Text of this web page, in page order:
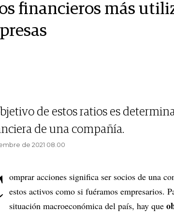
financieros más
de estos ratios es
de una compañía.
de 2021 08.00
omprar acciones significa ser socios de una
estos activos como si fuéramos empresarios.
situación macroeconómica del país, hay que